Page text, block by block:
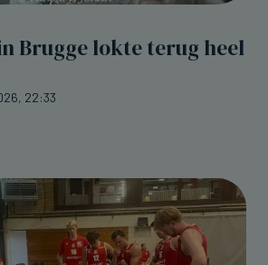
Brugge lokte terug heel
22:33